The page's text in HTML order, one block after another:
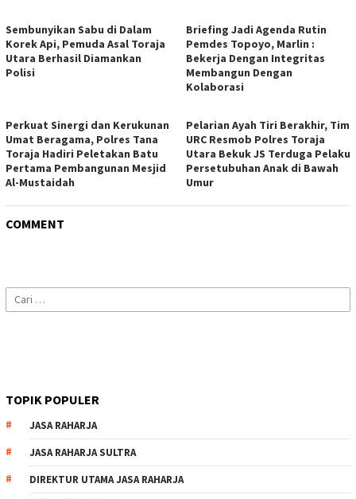
Sembunyikan Sabu di Dalam
Korek Api, Pemuda Asal Toraja
Utara Berhasil Diamankan
Polisi
Briefing Jadi Agenda Rutin
Pemdes Topoyo, Marlin :
Bekerja Dengan Integritas
Membangun Dengan
Kolaborasi
Perkuat Sinergi dan Kerukunan
Umat Beragama, Polres Tana
Toraja Hadiri Peletakan Batu
Pertama Pembangunan Mesjid
Al-Mustaidah
Pelarian Ayah Tiri Berakhir, Tim
URC Resmob Polres Toraja
Utara Bekuk JS Terduga Pelaku
Persetubuhan Anak di Bawah
Umur
COMMENT
Cari
untuk:
TOPIK POPULER
JASA RAHARJA
JASA RAHARJA SULTRA
DIREKTUR UTAMA JASA RAHARJA